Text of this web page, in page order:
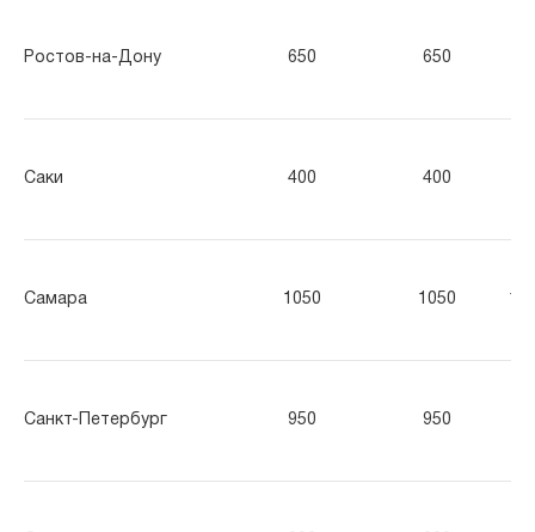
Ростов-на-Дону 650 650
Саки 400 400
Самара 1050 1050
Санкт-Петербург 950 950